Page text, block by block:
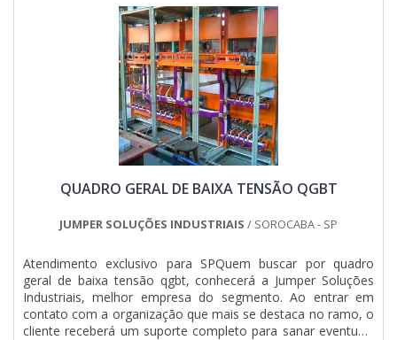
QUADRO GERAL DE BAIXA TENSÃO QGBT
JUMPER SOLUÇÕES INDUSTRIAIS / SOROCABA - SP
Atendimento exclusivo para SPQuem buscar por quadro
geral de baixa tensão qgbt, conhecerá a Jumper Soluções
Industriais, melhor empresa do segmento. Ao entrar em
contato com a organização que mais se destaca no ramo, o
cliente receberá um suporte completo para sanar eventuais